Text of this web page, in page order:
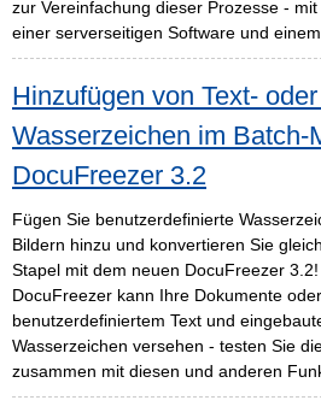
zur Vereinfachung dieser Prozesse - mit
einer serverseitigen Software und
Hinzufügen von Text-
Wasserzeichen im Batch-
DocuFreezer 3.2
Fügen Sie benutzerdefinierte
Bildern hinzu und konvertieren Sie
Stapel mit dem neuen DocuFreezer
DocuFreezer kann Ihre Dokumente
benutzerdefiniertem Text und
Wasserzeichen versehen - testen Sie
zusammen mit diesen und anderen